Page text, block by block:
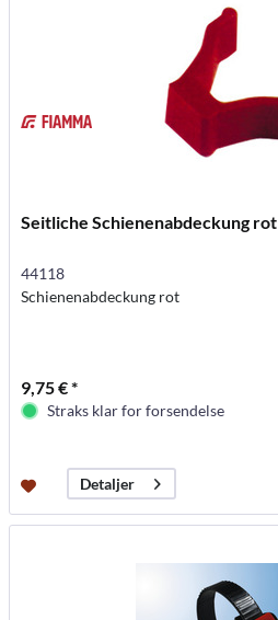
Seitliche Schienenabdeckung rot
44118
Schienenabdeckung rot
9,75 € *
Straks klar for forsendelse
Detaljer